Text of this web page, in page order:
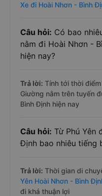
Xe đi Hoài Nhơn - Bình
Câu hỏi: Có bao
nằm đi Hoài Nhơn -
hiện nay?
Trả lời: Tính tới thời
Giường nằm trên tuyến
Bình Định hiện nay
Câu hỏi: Từ Phú Yên
Định bao nhiêu tiếng
Trả lời: Thời gian di
Yên Hoài Nhơn - Bình
đi khá thuận lợi